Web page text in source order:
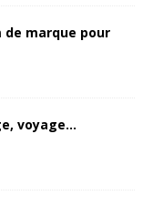
de marque pour
voyage…